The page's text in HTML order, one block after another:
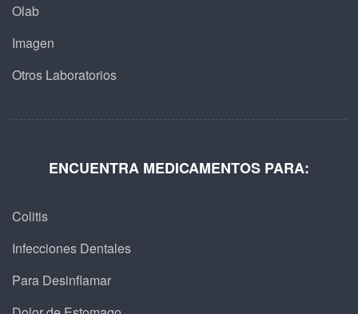
Olab
Imagen
Otros Laboratorios
ENCUENTRA MEDICAMENTOS PARA:
Colitis
Infecciones Dentales
Para Desinflamar